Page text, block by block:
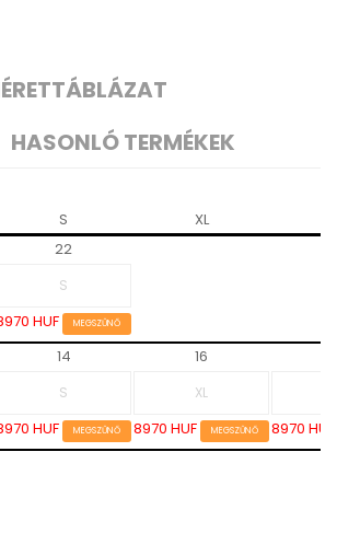
HASONLÓ TERMÉKEK
S XL
22
HUF MEGSZŰNŐ
14 16
HUF MEGSZŰNŐ 8970 HUF MEGSZŰNŐ 8970